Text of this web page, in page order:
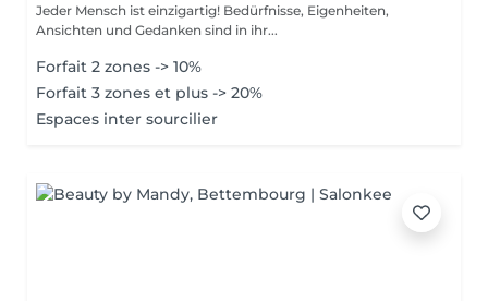
Jeder Mensch ist einzigartig! Bedürfnisse, Eigenheiten,
Ansichten und Gedanken sind in ihr...
Forfait 2 zones -> 10%
Forfait 3 zones et plus -> 20%
Espaces inter sourcilier